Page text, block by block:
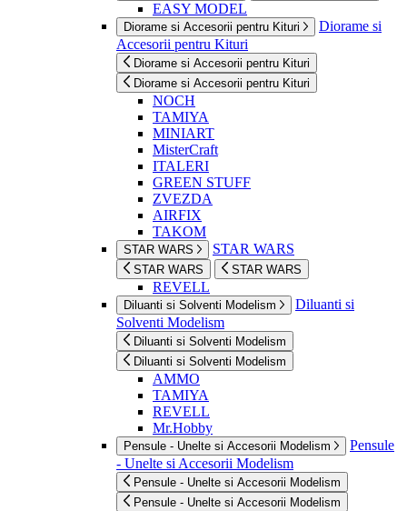
EASY MODEL
Diorame si Accesorii pentru Kituri
Diorame si
Accesorii pentru Kituri
Diorame si Accesorii pentru Kituri
Diorame si Accesorii pentru Kituri
NOCH
TAMIYA
MINIART
MisterCraft
ITALERI
GREEN STUFF
ZVEZDA
AIRFIX
TAKOM
STAR WARS STAR WARS
STAR WARS STAR WARS
REVELL
Diluanti si Solventi Modelism
Diluanti si
Solventi Modelism
Diluanti si Solventi Modelism
Diluanti si Solventi Modelism
AMMO
TAMIYA
REVELL
Mr.Hobby
Pensule - Unelte si Accesorii Modelism
Pensule
- Unelte si Accesorii Modelism
Pensule - Unelte si Accesorii Modelism
Pensule - Unelte si Accesorii Modelism